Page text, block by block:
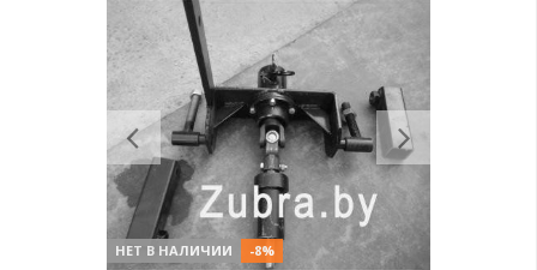
Previous Next
НЕТ В НАЛИЧИИ -8%